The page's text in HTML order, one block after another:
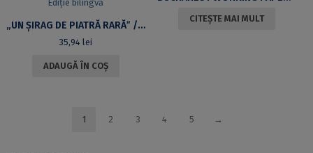
„UN ȘIRAG DE PIATRĂ RARĂˮ / « DÉFENSE ET ILLUSTRATION DE LA LANGUE »… ROUMAINE. 111 POEME ROMÂNEȘTI TRADUSE ÎN FRANCEZĂ. EDIŢIE BILINGVĂ
35,94lei
ADAUGĂ ÎN COȘ
CITEȘTE MAI MULT
1 2 3 4 5 →